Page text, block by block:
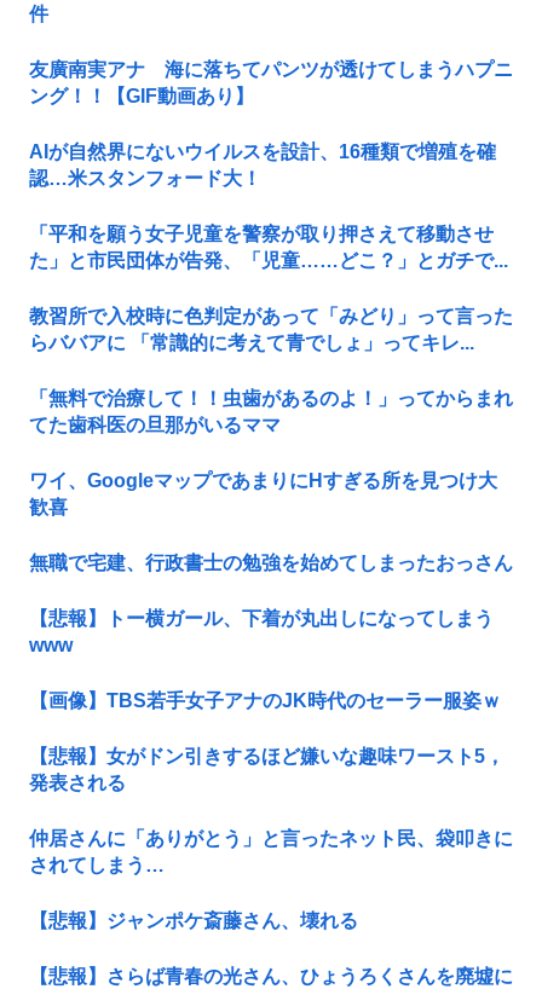
件
友廣南実アナ 海に落ちてパンツが透けてしまうハプニ
ング！！【GIF動画あり】
AIが自然界にないウイルスを設計、16種類で増殖を確
認…米スタンフォード大！
「平和を願う女子児童を警察が取り押さえて移動させ
た」と市民団体が告発、「児童……どこ？」とガチで...
教習所で入校時に色判定があって「みどり」って言った
らババアに 「常識的に考えて青でしょ」ってキレ...
「無料で治療して！！虫歯があるのよ！」ってからまれ
てた歯科医の旦那がいるママ
ワイ、GoogleマップであまりにΗすぎる所を見つけ大
歓喜
無職で宅建、行政書士の勉強を始めてしまったおっさん
【悲報】トー横ガール、下着が丸出しになってしまう
www
【画像】TBS若手女子アナのJK時代のセーラー服姿ｗ
【悲報】女がドン引きするほど嫌いな趣味ワースト5，
発表される
仲居さんに「ありがとう」と言ったネット民、袋叩きに
されてしまう…
【悲報】ジャンポケ斎藤さん、壊れる
【悲報】さらば青春の光さん、ひょうろくさんを廃墟に